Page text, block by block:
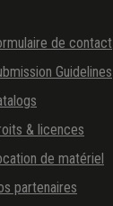
de contact
Guidelines
& licences
de matériel
partenaires